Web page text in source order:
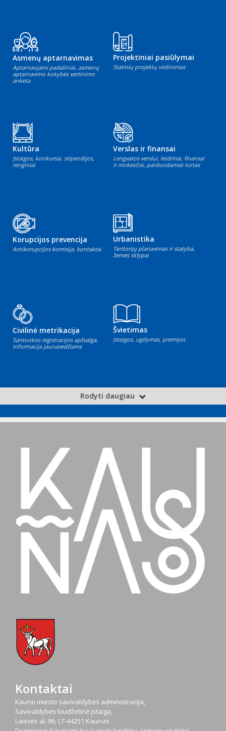
Asmenų aptarnavimas
Aptarnaujami padaliniai, asmenų
aptarnavimo kokybės vertinimo
anketa
Projektiniai pasiūlymai
Statinių projektų viešinimas
Kultūra
Įstaigos, konkursai, stipendijos,
renginiai
Verslas ir finansai
Lengvatos verslui, leidimai, finansai
ir mokesčiai, parduodamas turtas
Korupcijos prevencija
Antikorupcijos komisija, kontaktai
Urbanistika
Teritorijų planavimas ir statyba,
žemės sklypai
Civilinė metrikacija
Santuokos registracijos apžvalga,
informacija jaunavedžiams
Švietimas
Įstaigos, ugdymas, premijos
Rodyti daugiau
Kontaktai
Kauno miesto savivaldybės administracija,
Savivaldybės biudžetinė įstaiga,
Laisvės al. 96, LT-44251 Kaunas